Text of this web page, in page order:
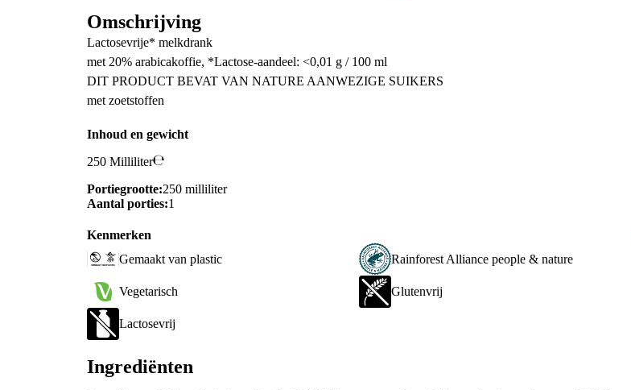
Omschrijving
Lactosevrije* melkdrank
met 20% arabicakoffie, *Lactose-aandeel: <0,01 g / 100 ml
DIT PRODUCT BEVAT VAN NATURE AANWEZIGE SUIKERS
met zoetstoffen
Inhoud en gewicht
250 Milliliter
Portiegrootte:250 milliliter
Aantal porties:1
Kenmerken
Gemaakt van plastic
Rainforest Alliance people & nature
Vegetarisch Glutenvrij
Lactosevrij
Ingrediënten